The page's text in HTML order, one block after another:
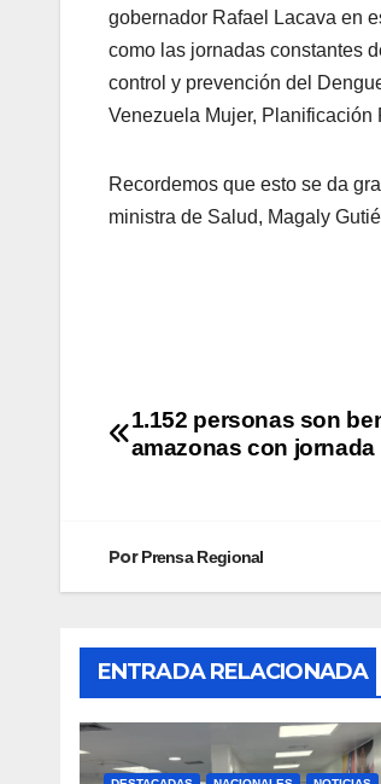
gobernador Rafael Lacava en
como las jornadas constantes
control y prevención del
Venezuela Mujer, Planificación
Recordemos que esto se da
ministra de Salud, Magaly
1.152 personas son
amazonas con
PorPrensa Regional
ENTRADA RELACIONADA